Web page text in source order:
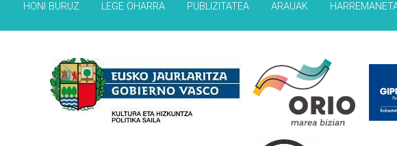
HONI BURUZ LEGE OHARRA PUBLIZITATEA ARAUAK